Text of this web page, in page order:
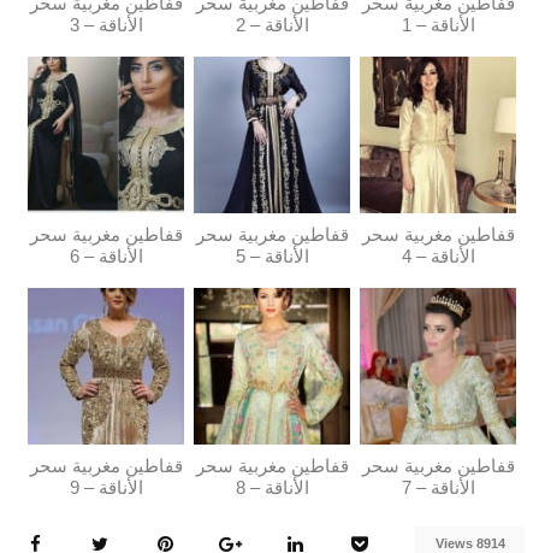
الأناقة – 1
الأناقة – 2
الأناقة – 3
قفاطين مغربية سحر
الأناقة – 4
قفاطين مغربية سحر
الأناقة – 5
قفاطين مغربية سحر
الأناقة – 6
قفاطين مغربية سحر
الأناقة – 7
قفاطين مغربية سحر
الأناقة – 8
قفاطين مغربية سحر
الأناقة – 9
8914 Views